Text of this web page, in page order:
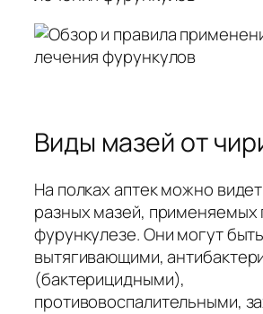
Виды мазей от
На полках аптек можно
разных мазей, применяемых
фурункулезе. Они могут быть
вытягивающими,
(бактерицидными),
противовоспалительными,